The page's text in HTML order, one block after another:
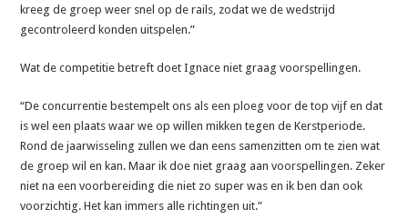
kreeg de groep weer snel op de rails, zodat we de wedstrijd
gecontroleerd konden uitspelen.”
Wat de competitie betreft doet Ignace niet graag voorspellingen.
“De concurrentie bestempelt ons als een ploeg voor de top vijf en dat
is wel een plaats waar we op willen mikken tegen de Kerstperiode.
Rond de jaarwisseling zullen we dan eens samenzitten om te zien wat
de groep wil en kan. Maar ik doe niet graag aan voorspellingen. Zeker
niet na een voorbereiding die niet zo super was en ik ben dan ook
voorzichtig. Het kan immers alle richtingen uit.”